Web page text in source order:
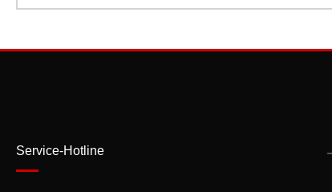
Service-Hotline